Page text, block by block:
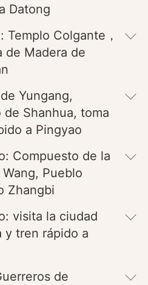
Datong
Templo Colgante，
de Madera de
Yungang,
de Shanhua, toma
a Pingyao
Compuesto de la
Wang, Pueblo
Zhangbi
visita la ciudad
y tren rápido a
de